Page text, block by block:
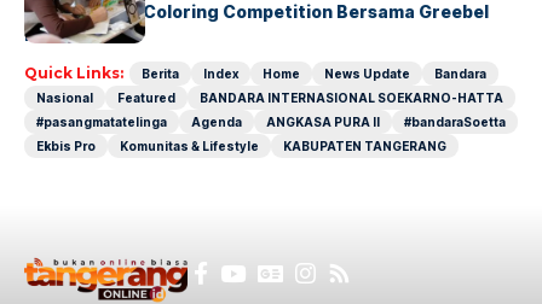
Lewat Family Coloring Competition Bersama Greebel
Indonesia
Quick Links: Berita Index Home News Update
Bandara
Nasional
Featured
BANDARA INTERNASIONAL SOEKARNO-HATTA
#pasangmatatelinga
Agenda ANGKASA PURA II
#bandaraSoetta
Ekbis Pro
Komunitas & Lifestyle KABUPATEN TANGERANG